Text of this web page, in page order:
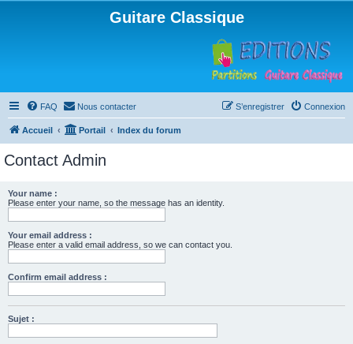
Guitare Classique
FAQ Nous contacter Connexion
S’enregistrer
Accueil Portail Index du forum
Contact Admin
Your name :
Please enter your name, so the message has an identity.
Your email address :
Please enter a valid email address, so we can contact you.
Confirm email address :
Sujet :